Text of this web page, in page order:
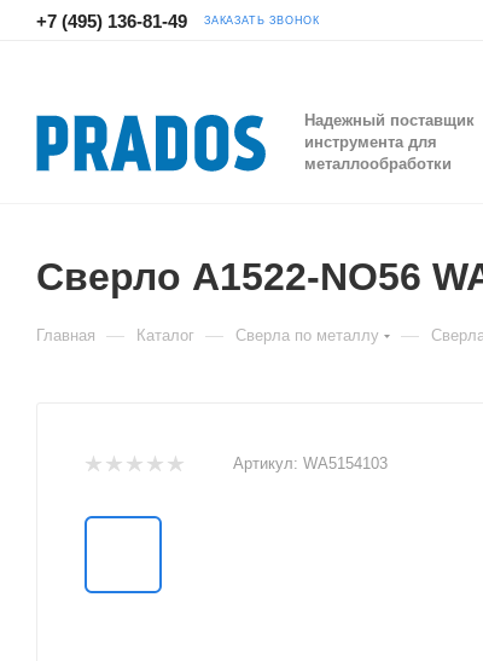
+7 (495) 136-81-49 ЗАКАЗАТЬ ЗВОНОК
Надежный поставщик
инструмента для
металлообработки
Сверло A1522-NO56
Главная — Каталог — Сверла по металлу —
Артикул: WA5154103